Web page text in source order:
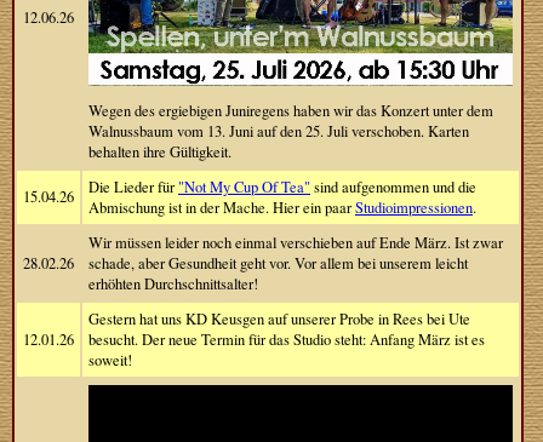
12.06.26
Wegen des ergiebigen Juniregens haben wir das Konzert unter dem
Walnussbaum vom 13. Juni auf den 25. Juli verschoben. Karten
behalten ihre Gültigkeit.
15.04.26 Die Lieder für "Not My Cup Of Tea" sind aufgenommen und die
Abmischung ist in der Mache. Hier ein paarStudioimpressionen.
28.02.26
Wir müssen leider noch einmal verschieben auf Ende März. Ist zwar
schade, aber Gesundheit geht vor. Vor allem bei unserem leicht
erhöhten Durchschnittsalter!
12.01.26
Gestern hat uns KD Keusgen auf unserer Probe in Rees bei Ute
besucht. Der neue Termin für das Studio steht: Anfang März ist es
soweit!